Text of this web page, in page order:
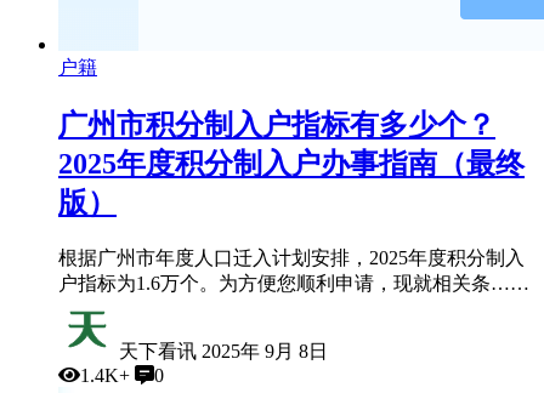
户籍
广州市积分制入户指标有多少个？
2025年度积分制入户办事指南（最终
版）
根据广州市年度人口迁入计划安排，2025年度积分制入
户指标为​​1.6万个​​。为方便您顺利申请，现就相关条……
天下看讯 2025年 9月 8日
1.4K+
0